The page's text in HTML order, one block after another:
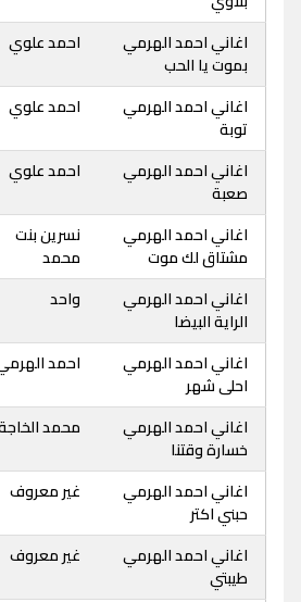
اغاني احمد الهرمي
بموت يا الحب
احمد علوي
اغاني احمد الهرمي
توبة
احمد علوي
اغاني احمد الهرمي
صعبة
احمد علوي
اغاني احمد الهرمي
مشتاق لك موت
نسرين بنت
محمد
اغاني احمد الهرمي
الراية البيضا
واحد
اغاني احمد الهرمي
احلى شهر
احمد
اغاني احمد الهرمي
خسارة وقتنا
محمد
اغاني احمد الهرمي
حبني اكتر
غير معروف
اغاني احمد الهرمي
طيبتي
غير معروف